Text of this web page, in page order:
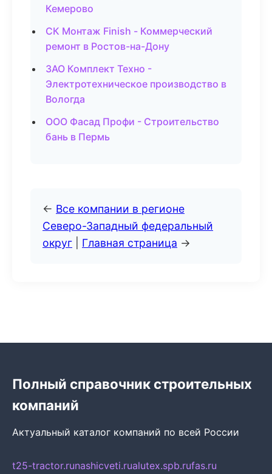
Кемерово
СК Монтаж Finish - Коммерческий
ремонт в Ростов-на-Дону
ЗАО Комплект Техно -
Электротехническое производство в
Вологда
ООО Фасад Профи - Строительство
бань в Пермь
← Все компании в регионе
Северо-Западный федеральный
округ
Главная страница →
Полный справочник строительных
компаний
Актуальный каталог компаний по всей России
t25-tractor.runashicveti.rualutex.spb.rufas.ru